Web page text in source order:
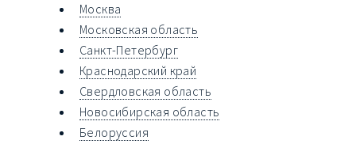
Москва
Московская область
Санкт-Петербург
Краснодарский край
Свердловская область
Новосибирская область
Белоруссия